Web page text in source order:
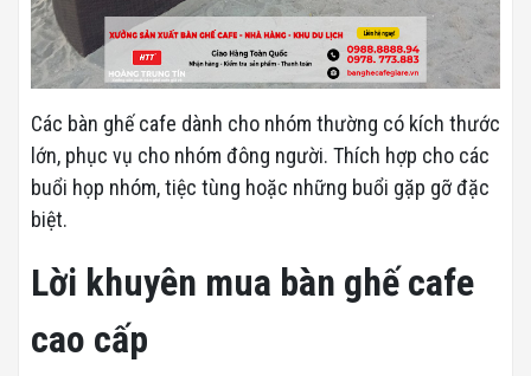
Các bàn ghế cafe dành cho nhóm thường có kích thước
lớn, phục vụ cho nhóm đông người. Thích hợp cho các
buổi họp nhóm, tiệc tùng hoặc những buổi gặp gỡ đặc
biệt.
Lời khuyên mua bàn ghế cafe
cao cấp